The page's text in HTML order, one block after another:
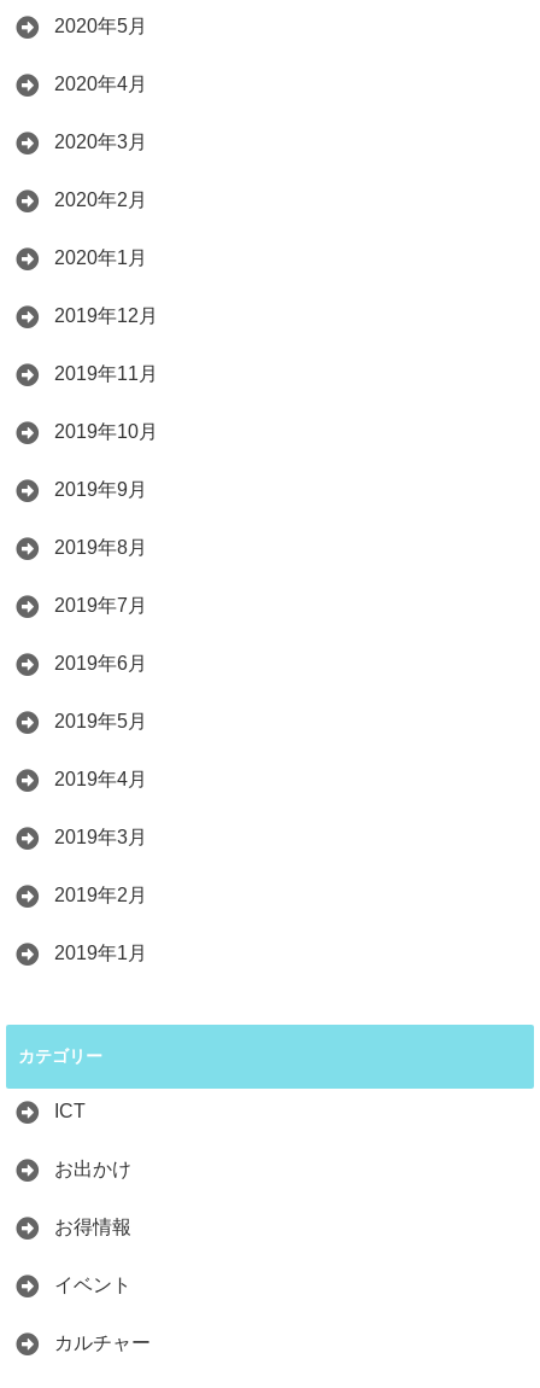
2020年5月
2020年4月
2020年3月
2020年2月
2020年1月
2019年12月
2019年11月
2019年10月
2019年9月
2019年8月
2019年7月
2019年6月
2019年5月
2019年4月
2019年3月
2019年2月
2019年1月
カテゴリー
ICT
お出かけ
お得情報
イベント
カルチャー